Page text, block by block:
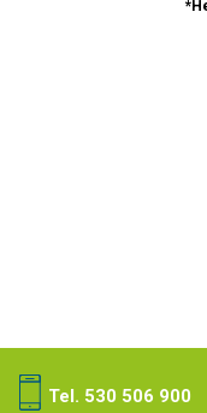
Tel. 530 506 900